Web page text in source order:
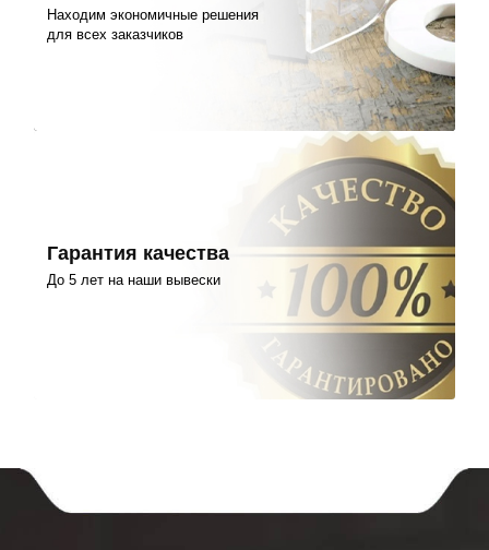
Находим экономичные решения
для всех заказчиков
Гарантия качества
До 5 лет на наши вывески